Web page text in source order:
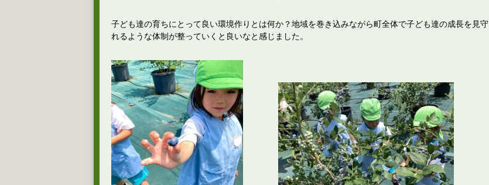
子ども達の育ちにとって良い環境作りとは何か？地域を巻き込みながら町全体で子ども達の成長を見守
れるような体制が整っていくと良いなと感じました。